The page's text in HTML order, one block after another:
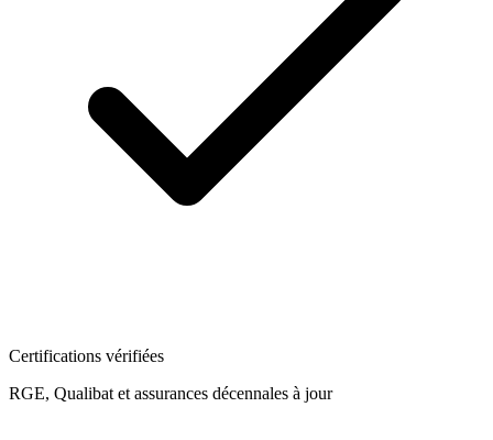
Certifications vérifiées
RGE, Qualibat et assurances décennales à jour